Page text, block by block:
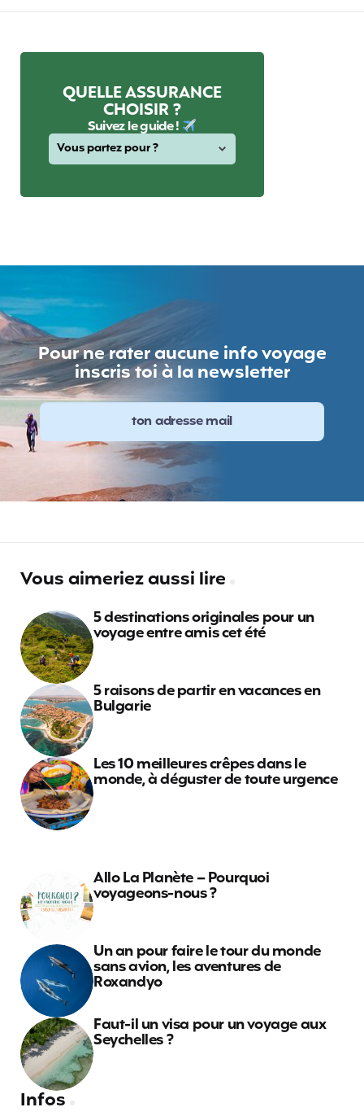
QUELLE ASSURANCE
CHOISIR ?
Suivez le guide !
Pour ne rater aucune info voyage
inscris toi à la newsletter
Vous aimeriez aussi lire
5 destinations originales pour un
voyage entre amis cet été
5 raisons de partir en vacances en
Bulgarie
Les 10 meilleures crêpes dans le
monde, à déguster de toute urgence
Allo La Planète – Pourquoi
voyageons-nous ?
Un an pour faire le tour du monde
sans avion, les aventures de
Roxandyo
Faut-il un visa pour un voyage aux
Seychelles ?
Infos